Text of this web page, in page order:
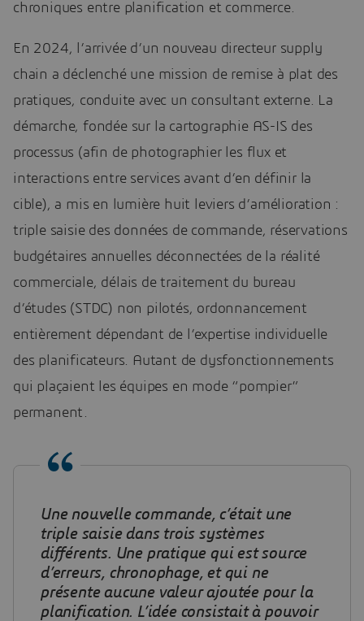
chroniques entre planification et commerce.
En 2024, l’arrivée d’un nouveau directeur supply
chain a déclenché une mission de remise à plat des
pratiques, conduite avec un consultant externe. La
démarche, fondée sur la cartographie AS-IS des
processus (afin de photographier les flux et
interactions entre services avant d’en définir la
cible), a mis en lumière huit leviers d’amélioration :
triple saisie des données de commande, réservations
budgétaires annuelles déconnectées de la réalité
commerciale, délais de traitement du bureau
d’études (STDC) non pilotés, ordonnancement
entièrement dépendant de l’expertise individuelle
des planificateurs. Autant de dysfonctionnements
qui plaçaient les équipes en mode “pompier”
permanent.
Une nouvelle commande, c’était une
triple saisie dans trois systèmes
différents. Une pratique qui est source
d’erreurs, chronophage, et qui ne
présente aucune valeur ajoutée pour la
planification. L’idée consistait à pouvoir